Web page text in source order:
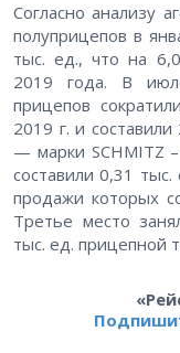
Согласно анализу
полуприцепов в
тыс. ед., что на
2019 года. В
прицепов
2019 г. и
— марки SCHMITZ
составили 0,31
продажи которых
Третье место
тыс. ед. прицепной